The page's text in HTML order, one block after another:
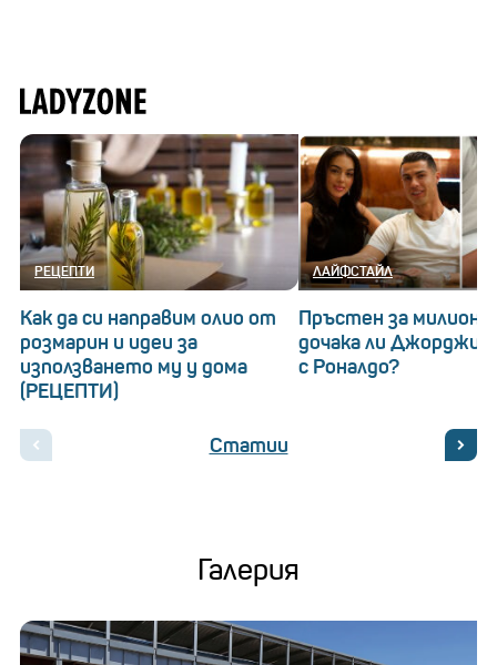
РЕЦЕПТИ
Как да си направим олио от
розмарин и идеи за
използването му у дома
(РЕЦЕПТИ)
ЛАЙФСТАЙЛ
Пръстен за
дочака ли
с Роналдо?
Статии
Галерия